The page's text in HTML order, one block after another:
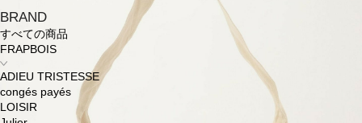
BRAND
すべての商品
FRAPBOIS
ADIEU TRISTESSE
congés payés
LOISIR